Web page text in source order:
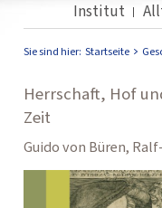
Institut
Sie sind hier: Startseite
Herrschaft, Hof
Zeit
Guido von Büren,